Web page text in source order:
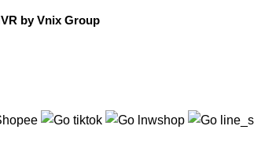
by Vnix Group